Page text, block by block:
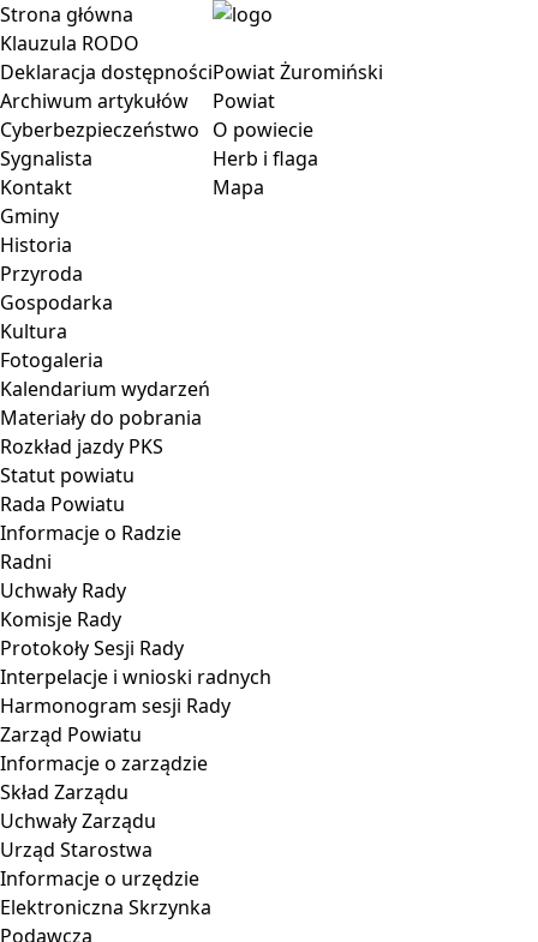
Strona główna
Klauzula RODO
Deklaracja dostępności
Archiwum artykułów
Cyberbezpieczeństwo
Sygnalista
Kontakt
Powiat Żuromiński
Powiat
O powiecie
Herb i flaga
Mapa
Gminy
Historia
Przyroda
Gospodarka
Kultura
Fotogaleria
Kalendarium wydarzeń
Materiały do pobrania
Rozkład jazdy PKS
Statut powiatu
Rada Powiatu
Informacje o Radzie
Radni
Uchwały Rady
Komisje Rady
Protokoły Sesji Rady
Interpelacje i wnioski radnych
Harmonogram sesji Rady
Zarząd Powiatu
Informacje o zarządzie
Skład Zarządu
Uchwały Zarządu
Urząd Starostwa
Informacje o urzędzie
Elektroniczna Skrzynka
Podawcza